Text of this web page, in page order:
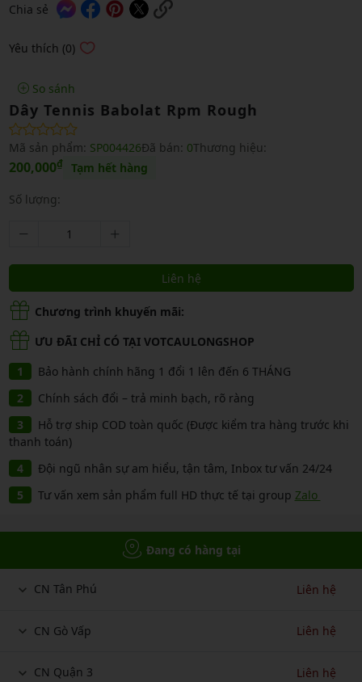
Chia sẻ
Yêu thích (0)
So sánh
Dây Tennis Babolat Rpm Rough
Mã sản phẩm: SP004426Đã bán: 0Thương hiệu:
200,000₫ Tạm hết hàng
Số lượng:
Liên hệ
Chương trình khuyến mãi:
ƯU ĐÃI CHỈ CÓ TẠI VOTCAULONGSHOP
Bảo hành chính hãng 1 đổi 1 lên đến 6 THÁNG
Chính sách đổi – trả minh bạch, rõ ràng
Hỗ trợ ship COD toàn quốc (Được kiểm tra hàng trước khi
thanh toán)
Đội ngũ nhân sự am hiểu, tận tâm, Inbox tư vấn 24/24
Tư vấn xem sản phẩm full HD thực tế tại group Zalo
Đang có hàng tại
CN Tân Phú Liên hệ
CN Gò Vấp Liên hệ
CN Quận 3 Liên hệ